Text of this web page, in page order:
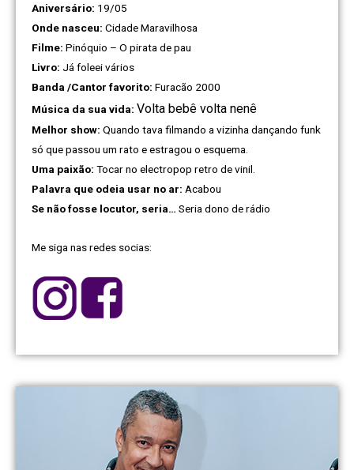
Aniversário: 19/05
Onde nasceu: Cidade Maravilhosa
Filme: Pinóquio – O pirata de pau
Livro: Já foleei vários
Banda /Cantor favorito: Furacão 2000
Música da sua vida: Volta bebê volta nenê
Melhor show: Quando tava filmando a vizinha dançando funk
só que passou um rato e estragou o esquema.
Uma paixão: Tocar no electropop retro de vinil.
Palavra que odeia usar no ar: Acabou
Se não fosse locutor, seria… Seria dono de rádio
Me siga nas redes socias: